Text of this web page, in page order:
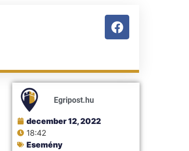
Egripost.hu
december 12, 2022
18:42
Esemény